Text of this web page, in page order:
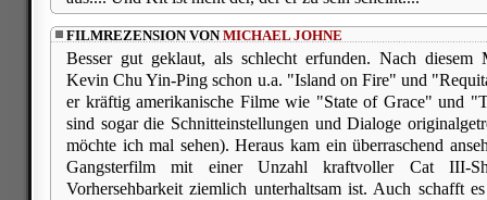
FILMREZENSION VONMICHAEL JOHNE
Besser gut geklaut, als schlecht erfunden. Nach diesem
Kevin Chu Yin-Ping schon u.a. "Island on Fire" und
er kräftig amerikanische Filme wie "State of Grace" und
sind sogar die Schnitteinstellungen und Dialoge
möchte ich mal sehen). Heraus kam ein überraschend
Gangsterfilm mit einer Unzahl kraftvoller Cat III-
Vorhersehbarkeit ziemlich unterhaltsam ist. Auch schafft